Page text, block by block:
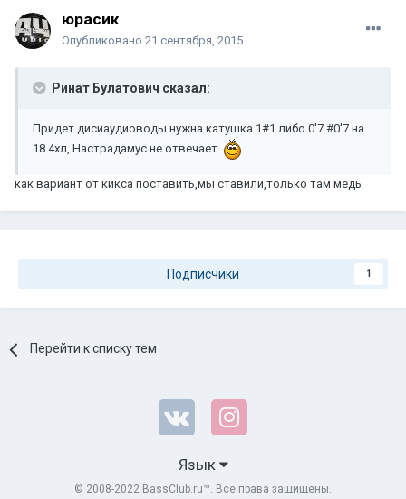
юрасик
Опубликовано 21 сентября, 2015
Ринат Булатович сказал:
Придет дисиаудиоводы нужна катушка 1#1 либо 0'7 #0'7 на
18 4хл, Настрадамус не отвечает.
как вариант от кикса поставить,мы ставили,только там медь
Подписчики 1
Перейти к списку тем
Язык
© 2008-2022 BassClub.ru™. Все права защищены.